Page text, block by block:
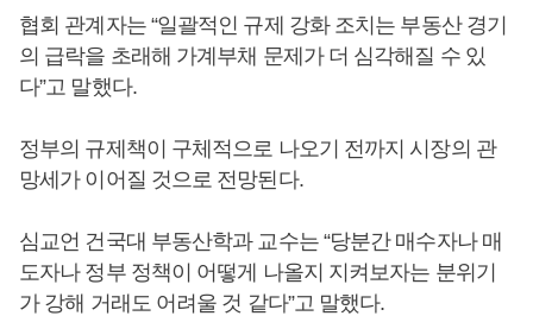
협회 관계자는 “일괄적인 규제 강화 조치는 부동산 경기
의 급락을 초래해 가계부채 문제가 더 심각해질 수 있
다”고 말했다.
정부의 규제책이 구체적으로 나오기 전까지 시장의 관
망세가 이어질 것으로 전망된다.
심교언 건국대 부동산학과 교수는 “당분간 매수자나 매
도자나 정부 정책이 어떻게 나올지 지켜보자는 분위기
가 강해 거래도 어려울 것 같다”고 말했다.